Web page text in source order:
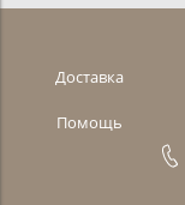
Доставка
Помощь